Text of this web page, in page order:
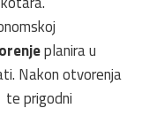
planira u
Nakon otvorenja
prigodni